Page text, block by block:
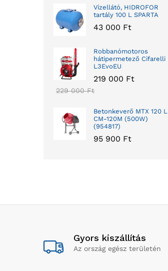
Vízellátó, HIDROFOR
tartály 100 L SPARTA
43 000 Ft
Robbanómotoros
hátipermetező Cifarelli
L3EvoEU
219 000 Ft
229 000Ft
Betonkeverő MTX 120 L
CM-120M (500W)
(954817)
95 900 Ft
Gyors kiszállítás
Az ország egész területén